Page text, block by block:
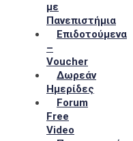
με
Πανεπιστήμια
Επιδοτούμενα
–
Voucher
Δωρεάν
Ημερίδες
Forum
Free
Video